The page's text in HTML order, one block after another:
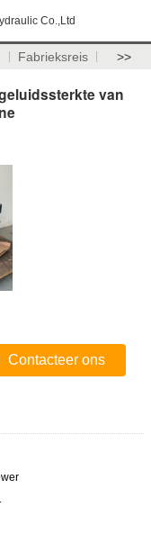
Co.,Ltd
Fabrieksreis >>
van
Contacteer ons